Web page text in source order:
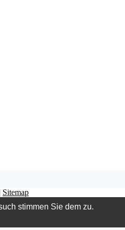
Sitemap
stimmen Sie dem zu.